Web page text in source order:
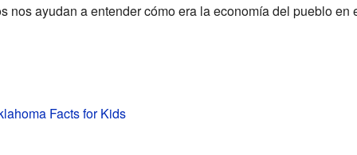
nos ayudan a entender cómo era la economía del pueblo en
Facts for Kids